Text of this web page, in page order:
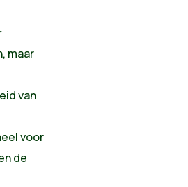
maar
van
voor
de